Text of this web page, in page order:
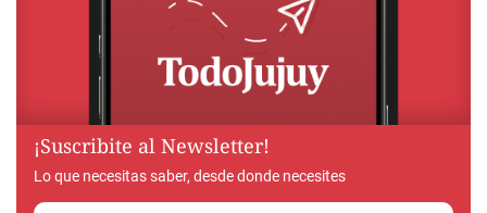
¡Suscribite al Newsletter!
Lo que necesitas saber, desde donde necesites